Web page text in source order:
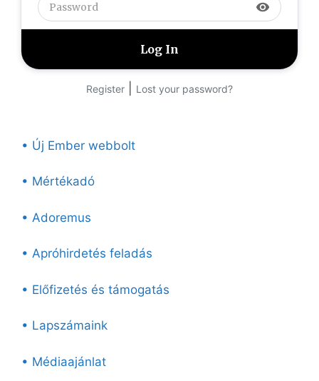
visibility
Register Lost your password?
• Új Ember webbolt
• Mértékadó
• Adoremus
• Apróhirdetés feladás
• Előfizetés és támogatás
• Lapszámaink
• Médiaajánlat